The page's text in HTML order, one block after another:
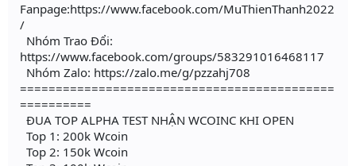
Fanpage:https://www.facebook.com/MuThienThanh2022
/
Nhóm Trao Đổi:
https://www.facebook.com/groups/583291016468117
Nhóm Zalo: https://zalo.me/g/pzzahj708
============================================
==========
ĐUA TOP ALPHA TEST NHẬN WCOINC KHI OPEN
Top 1: 200k Wcoin
Top 2: 150k Wcoin